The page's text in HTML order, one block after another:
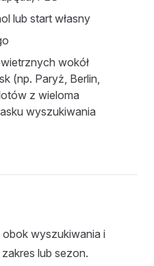
lub start własny
wokół
(np. Paryż, Berlin,
z wieloma
wyszukiwania
wyszukiwania i
lub sezon.